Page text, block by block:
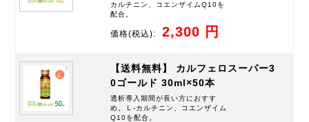
カルチニン、コエンザイムQ10を
配合。
価格(税込): 2,300 円
【送料無料】 カルフェロスーパー3
0ゴールド 30ml×50本
透析導入期間が長い方におすす
め。Ｌ-カルチニン、コエンザイム
Q10を配合。